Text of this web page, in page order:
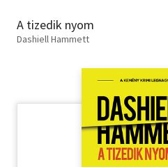
Erotika
A tizedik nyom
Dashiell Hammett